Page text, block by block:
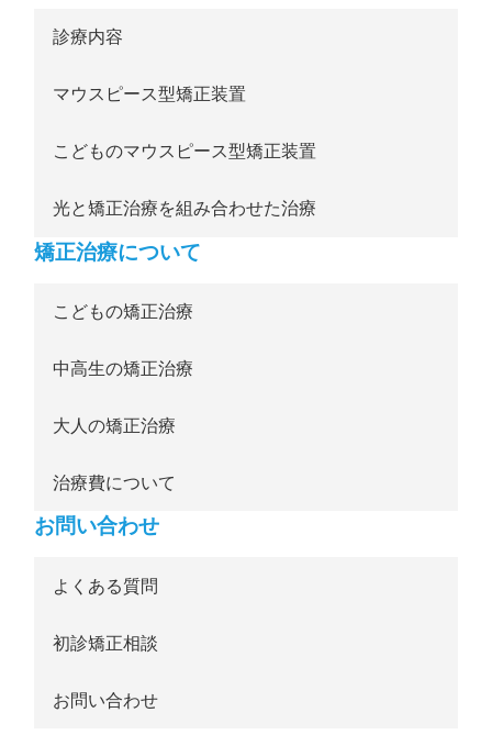
診療内容
マウスピース型矯正装置
こどものマウスピース型矯正装置
光と矯正治療を組み合わせた治療
矯正治療について
こどもの矯正治療
中高生の矯正治療
大人の矯正治療
治療費について
お問い合わせ
よくある質問
初診矯正相談
お問い合わせ